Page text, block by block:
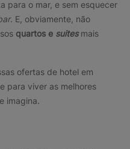
para o mar, e sem esquecer
. E, obviamente, não
quartos e suitesmais
ofertas de hotel em
para viver as melhores
imagina.